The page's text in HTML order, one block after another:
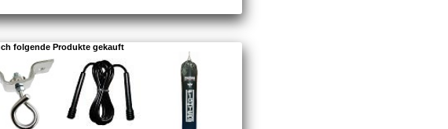
folgende Produkte gekauft